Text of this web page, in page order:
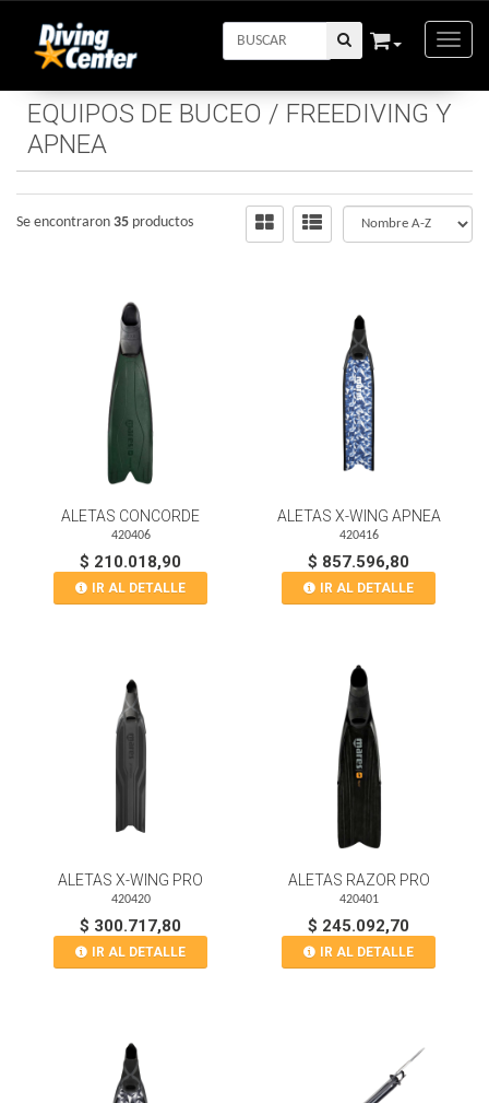
EQUIPOS DE BUCEO / FREEDIVING Y
APNEA
Se encontraron 35 productos
ALETAS CONCORDE
420406
$ 210.018,90
IR AL DETALLE
ALETAS X-WING APNEA
420416
$ 857.596,80
IR AL DETALLE
ALETAS X-WING PRO
420420
$ 300.717,80
IR AL DETALLE
ALETAS RAZOR PRO
420401
$ 245.092,70
IR AL DETALLE